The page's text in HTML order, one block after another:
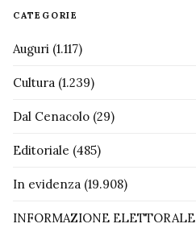
CATEGORIE
Auguri (1.117)
Cultura (1.239)
Dal Cenacolo (29)
Editoriale (485)
In evidenza (19.908)
INFORMAZIONE ELETTORALE